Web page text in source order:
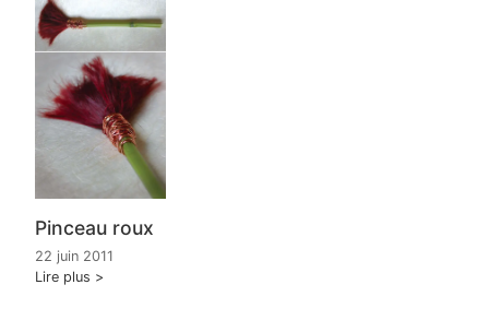
Pinceau roux
22 juin 2011
Lire plus